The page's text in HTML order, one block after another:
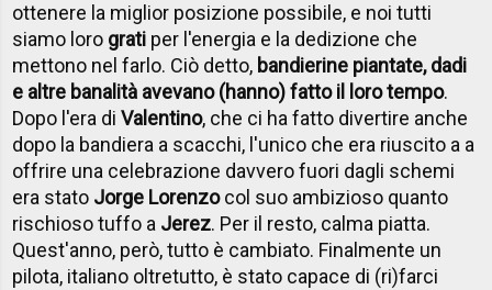
ottenere la miglior posizione possibile, e noi tutti
siamo loro grati per l'energia e la dedizione che
mettono nel farlo. Ciò detto, bandierine piantate, dadi
e altre banalità avevano (hanno) fatto il loro tempo.
Dopo l'era diValentino, che ci ha fatto divertire anche
dopo la bandiera a scacchi, l'unico che era riuscito a a
offrire una celebrazione davvero fuori dagli schemi
era stato Jorge Lorenzocol suo ambizioso quanto
rischioso tuffo a Jerez. Per il resto, calma piatta.
Quest'anno, però, tutto è cambiato. Finalmente un
pilota, italiano oltretutto, è stato capace di (ri)farci